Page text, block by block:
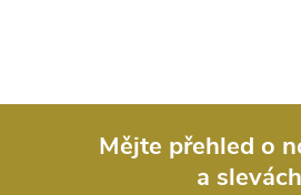
v
Mějte přehled o
a slevách